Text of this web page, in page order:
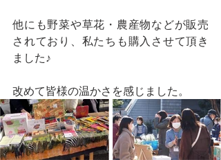
他にも野菜や草花・農産物などが販売
されており、私たちも購入させて頂き
ました♪
改めて皆様の温かさを感じました。